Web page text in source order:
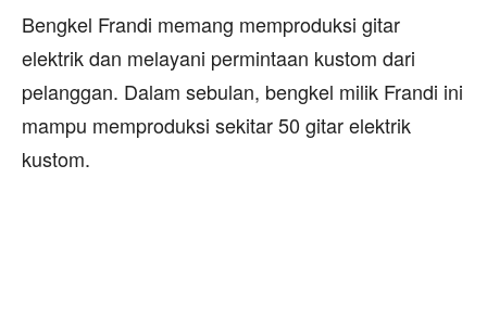
Bengkel Frandi memang memproduksi gitar
elektrik dan melayani permintaan kustom dari
pelanggan. Dalam sebulan, bengkel milik Frandi ini
mampu memproduksi sekitar 50 gitar elektrik
kustom.